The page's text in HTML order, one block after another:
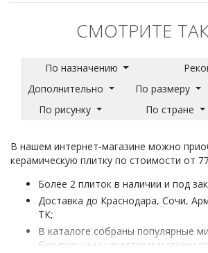
СМОТРИТЕ
По назначению
Дополнительно
По размеру
По рисунку
По стране
В нашем интернет-магазине можно
керамическую плитку по стоимости от
Более 2 плиток в наличии и под
Доставка до Краснодара, Сочи,
ТК;
В каталоге собраны популярные
безупречным качеством